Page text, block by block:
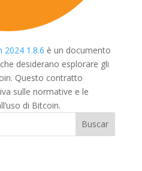
1.8.6 è un documento
desiderano esplorare gli
Questo contratto
sulle normative e le
di Bitcoin.